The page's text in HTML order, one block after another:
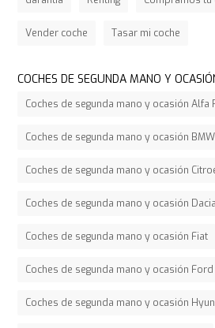
Vender coche Tasar mi coche
COCHES DE SEGUNDA MANO Y
Coches de segunda mano y ocasión Alfa
Coches de segunda mano y ocasión BMW
Coches de segunda mano y ocasión
Coches de segunda mano y ocasión Dacia
Coches de segunda mano y ocasión Fiat
Coches de segunda mano y ocasión Ford
Coches de segunda mano y ocasión